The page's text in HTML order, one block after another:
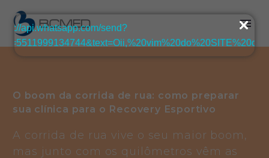
O boom da corrida de rua: como preparar
sua clínica para o Recovery Esportivo
A corrida de rua vive o seu maior boom,
mas junto com os quilômetros vêm as